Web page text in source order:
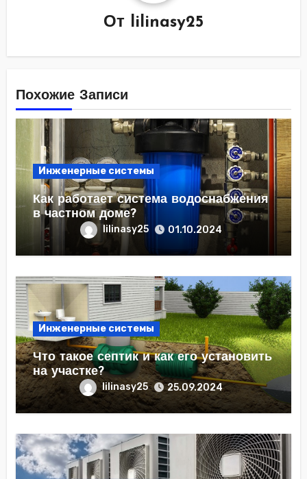
От lilinasy25
Похожие Записи
Инженерные системы
Как работает система водоснабжения
в частном доме?
lilinasy25 01.10.2024
Инженерные системы
Что такое септик и как его установить
на участке?
lilinasy25 25.09.2024